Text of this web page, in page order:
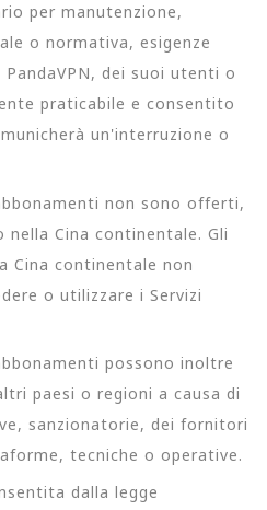
per manutenzione,
o normativa, esigenze
dei suoi utenti o
praticabile e consentito
un'interruzione o
non sono offerti,
Cina continentale. Gli
Cina continentale non
o utilizzare i Servizi
possono inoltre
paesi o regioni a causa di
sanzionatorie, dei fornitori
tecniche o operative.
dalla legge